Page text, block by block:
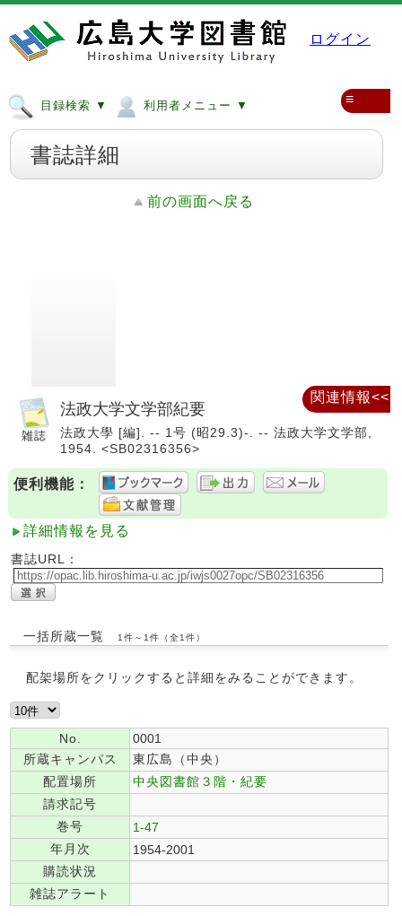
ログイン
目録検索 ▼ 利用者メニュー ▼ ≡
書誌詳細
前の画面へ戻る
法政大学文学部紀要
法政大學 [編]. -- 1号 (昭29.3)-. -- 法政大学文学部,
1954. <SB02316356>
便利機能：
詳細情報を見る
書誌URL：
一括所蔵一覧 1件～1件（全1件）
配架場所をクリックすると詳細をみることができます。
No.
0001
所蔵キャンパス
東広島（中央）
配置場所
中央図書館３階・紀要
請求記号
巻号
1-47
年月次
1954-2001
購読状況
雑誌アラート
関連情報<<